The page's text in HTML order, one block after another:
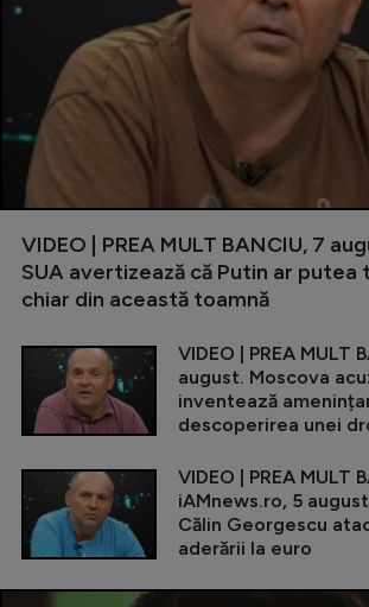
VIDEO | PREA MULT BANCIU, 7
SUA avertizează că Putin ar putea
chiar din această toamnă
VIDEO | PREA MULT
august. Moscova
inventează
descoperirea unei
VIDEO | PREA MULT
iAMnews.ro, 5
Călin Georgescu
aderării la euro